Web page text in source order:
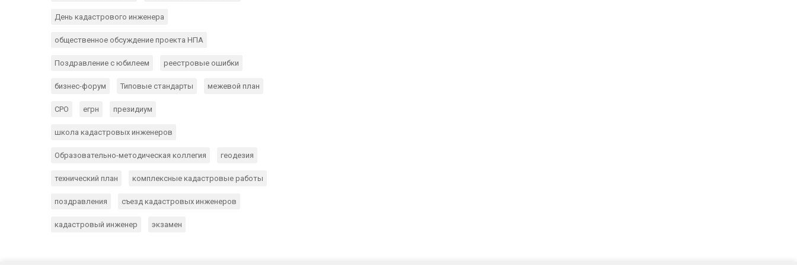
День кадастрового инженера
общественное обсуждение проекта НПА
Поздравление с юбилеем реестровые ошибки
бизнес-форум Типовые стандарты межевой план
СРО егрн президиум
школа кадастровых инженеров
Образовательно-методическая коллегия геодезия
технический план комплексные кадастровые работы
поздравления съезд кадастровых инженеров
кадастровый инженер экзамен